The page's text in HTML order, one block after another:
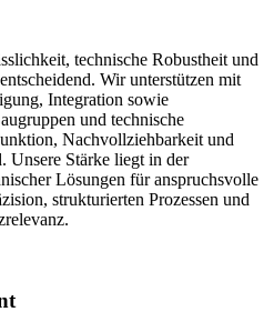
technische Robustheit und
Wir unterstützen mit
Integration sowie
und technische
Nachvollziehbarkeit und
Unsere Stärke liegt in der
Lösungen für anspruchsvolle
strukturierten Prozessen und